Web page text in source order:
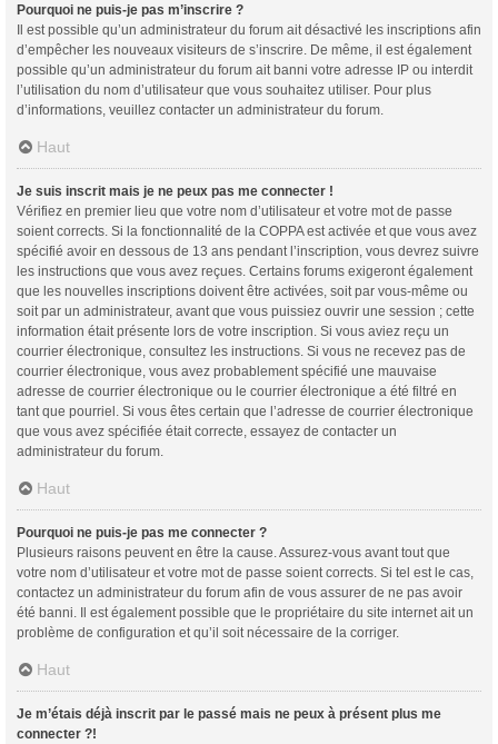
Pourquoi ne puis-je pas m’inscrire ?
Il est possible qu’un administrateur du forum ait désactivé les inscriptions afin
d’empêcher les nouveaux visiteurs de s’inscrire. De même, il est également
possible qu’un administrateur du forum ait banni votre adresse IP ou interdit
l’utilisation du nom d’utilisateur que vous souhaitez utiliser. Pour plus
d’informations, veuillez contacter un administrateur du forum.
Haut
Je suis inscrit mais je ne peux pas me connecter !
Vérifiez en premier lieu que votre nom d’utilisateur et votre mot de passe
soient corrects. Si la fonctionnalité de la COPPA est activée et que vous avez
spécifié avoir en dessous de 13 ans pendant l’inscription, vous devrez suivre
les instructions que vous avez reçues. Certains forums exigeront également
que les nouvelles inscriptions doivent être activées, soit par vous-même ou
soit par un administrateur, avant que vous puissiez ouvrir une session ; cette
information était présente lors de votre inscription. Si vous aviez reçu un
courrier électronique, consultez les instructions. Si vous ne recevez pas de
courrier électronique, vous avez probablement spécifié une mauvaise
adresse de courrier électronique ou le courrier électronique a été filtré en
tant que pourriel. Si vous êtes certain que l’adresse de courrier électronique
que vous avez spécifiée était correcte, essayez de contacter un
administrateur du forum.
Haut
Pourquoi ne puis-je pas me connecter ?
Plusieurs raisons peuvent en être la cause. Assurez-vous avant tout que
votre nom d’utilisateur et votre mot de passe soient corrects. Si tel est le cas,
contactez un administrateur du forum afin de vous assurer de ne pas avoir
été banni. Il est également possible que le propriétaire du site internet ait un
problème de configuration et qu’il soit nécessaire de la corriger.
Haut
Je m’étais déjà inscrit par le passé mais ne peux à présent plus me
connecter ?!